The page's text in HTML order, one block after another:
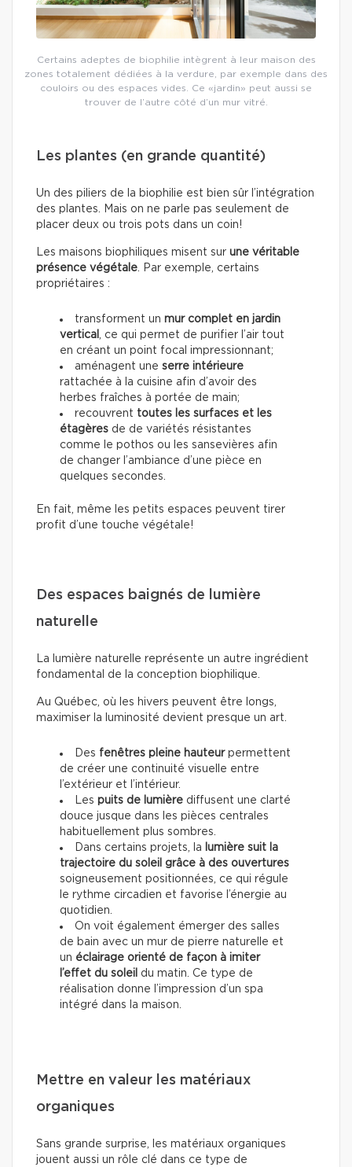
Certains adeptes de biophilie intègrent à leur maison des
zones totalement dédiées à la verdure, par exemple dans des
couloirs ou des espaces vides. Ce «jardin» peut aussi se
trouver de l’autre côté d’un mur vitré.
Les plantes (en grande quantité)
Un des piliers de la biophilie est bien sûr l’intégration
des plantes. Mais on ne parle pas seulement de
placer deux ou trois pots dans un coin!
Les maisons biophiliques misent sur une véritable
présence végétale. Par exemple, certains
propriétaires :
transforment un mur complet en jardin
vertical , ce qui permet de purifier l’air tout
en créant un point focal impressionnant;
aménagent une serre intérieure
rattachée à la cuisine afin d’avoir des
herbes fraîches à portée de main;
recouvrent toutes les surfaces et les
étagères de de variétés résistantes
comme le pothos ou les sansevières afin
de changer l’ambiance d’une pièce en
quelques secondes.
En fait, même les petits espaces peuvent tirer
profit d’une touche végétale!
Des espaces baignés de lumière
naturelle
La lumière naturelle représente un autre ingrédient
fondamental de la conception biophilique.
Au Québec, où les hivers peuvent être longs,
maximiser la luminosité devient presque un art.
Des fenêtres pleine hauteurpermettent
de créer une continuité visuelle entre
l’extérieur et l’intérieur.
Les puits de lumière diffusent une clarté
douce jusque dans les pièces centrales
habituellement plus sombres.
Dans certains projets, la lumière suit la
trajectoire du soleil grâce à des ouvertures
soigneusement positionnées, ce qui régule
le rythme circadien et favorise l’énergie au
quotidien.
On voit également émerger des salles
de bain avec un mur de pierre naturelle et
un éclairage orienté de façon à imiter
l’effet du soleil du matin. Ce type de
réalisation donne l’impression d’un spa
intégré dans la maison.
Mettre en valeur les matériaux
organiques
Sans grande surprise, les matériaux organiques
jouent aussi un rôle clé dans ce type de